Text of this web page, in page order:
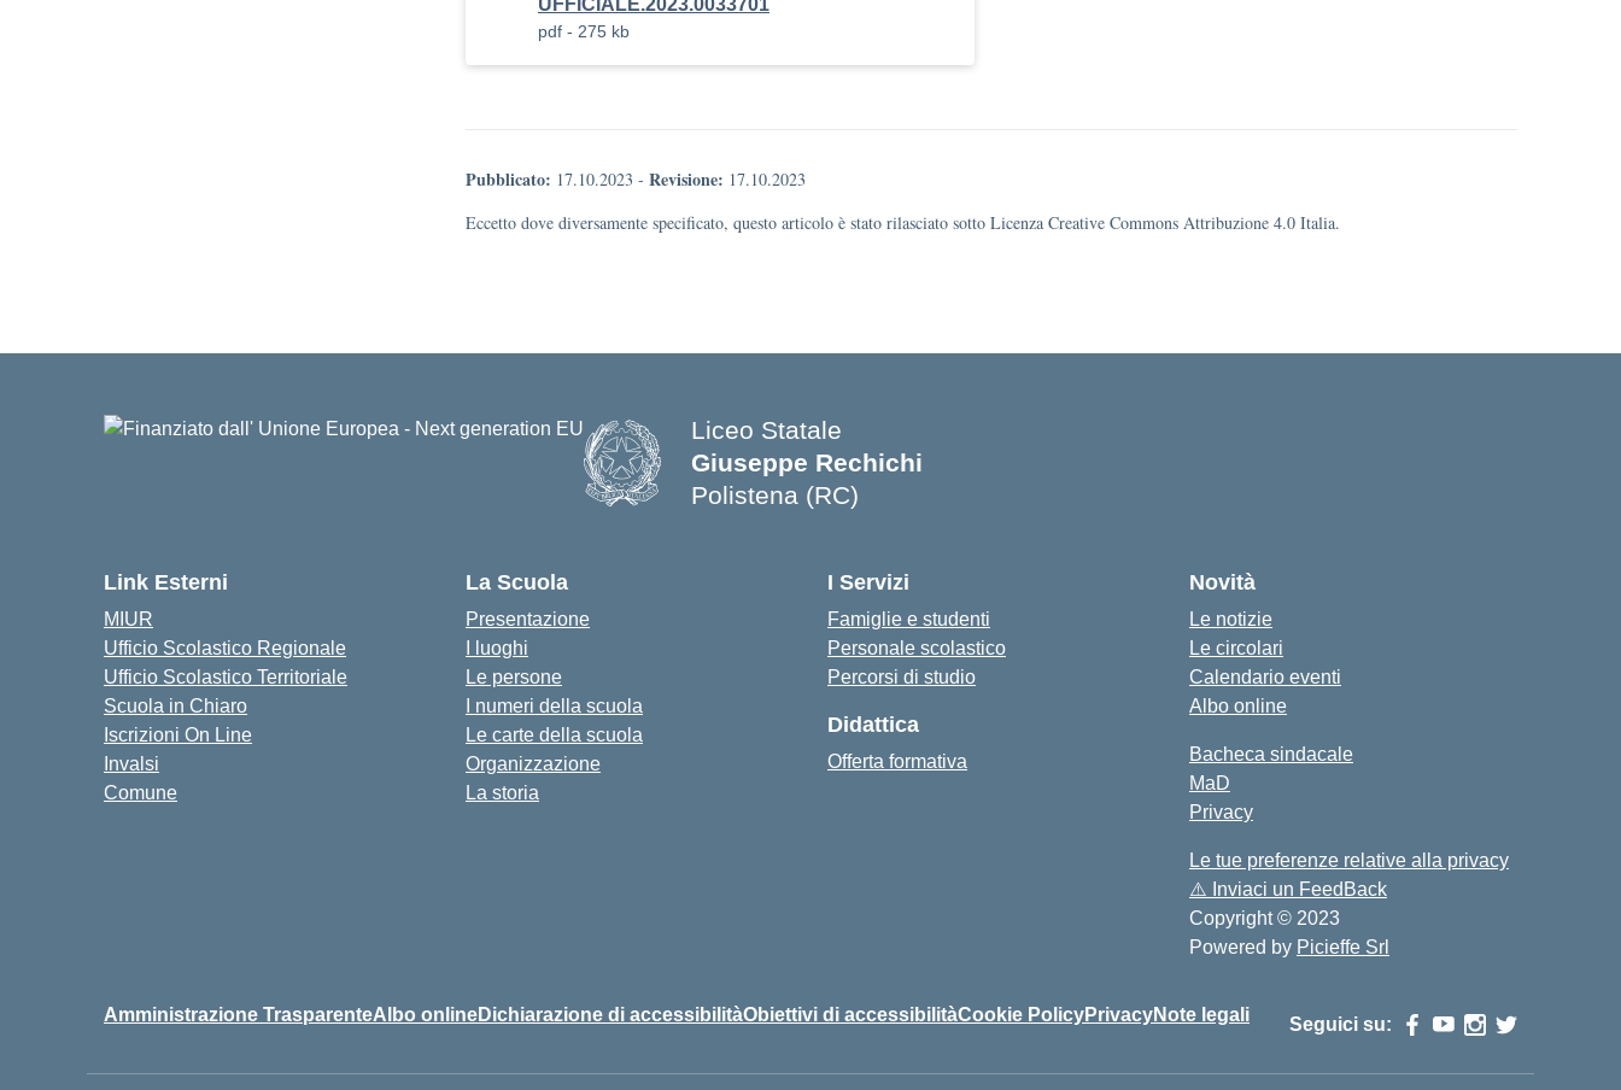
UFFICIALE.2023.0033701
pdf - 275 kb
Pubblicato: 17.10.2023 - Revisione: 17.10.2023
Eccetto dove diversamente specificato, questo articolo è stato rilasciato sotto Licenza Creative Commons Attribuzione 4.0 Italia.
Liceo Statale
Giuseppe Rechichi
Polistena (RC)
Link Esterni
MIUR
Ufficio Scolastico Regionale
Ufficio Scolastico Territoriale
Scuola in Chiaro
Iscrizioni On Line
Invalsi
Comune
La Scuola
Presentazione
I luoghi
Le persone
I numeri della scuola
Le carte della scuola
Organizzazione
La storia
I Servizi
Famiglie e studenti
Personale scolastico
Percorsi di studio
Didattica
Offerta formativa
Novità
Le notizie
Le circolari
Calendario eventi
Albo online
Bacheca sindacale
MaD
Privacy
Le tue preferenze relative alla privacy
⚠️ Inviaci un FeedBack
Copyright © 2023
Powered by Picieffe Srl
Amministrazione TrasparenteAlbo onlineDichiarazione di accessibilitàObiettivi di accessibilitàCookie PolicyPrivacyNote legali Seguici su: